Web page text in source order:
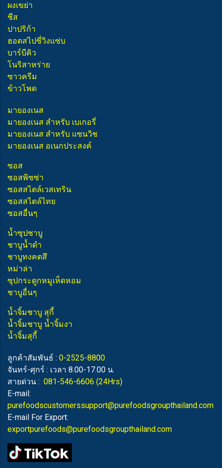
ผงเขย่า
ชีส
ปาปริก้า
ฮอตสไปซี่วิงแซ่บ
บาร์บีคิว
โนริสาหร่าย
ซาวครีม
ข้าวโพด
มายองเนส
มายองเนส สำหรับ เบเกอรี่
มายองเนส สำหรับ แซนวิช
มายองเนส อเนกประสงค์
ซอส
ซอสพิซซ่า
ซอสสไตล์เวสเทริน
ซอสสไตล์ไทย
ซอสอื่นๆ
น้ำซุปชาบู
ชาบูน้ำดำ
ชาบูทงคตสึ
หม่าล่า
ซุปกระดูกหมูเห็ดหอม
ชาบูอื่นๆ
น้ำจิ้มชาบู สุกี้
น้ำจิ้มชาบู น้ำจิ้มงา
น้ำจิ้มสุกี้
ลูกค้าสัมพันธ์ : 0-2525-8800
จันทร์-ศุกร์ : เวลา 8.00-17.00 น.
สายด่วน : 081-546-6606 (24Hrs)
E-mail:
purefoodscustomerssupport@purefoodsgroupthailand.com
E-mail For Export:
exportpurefoods@purefoodsgroupthailand.com